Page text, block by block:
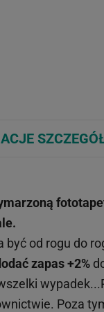
od rogu do
zapas +2%
Poza